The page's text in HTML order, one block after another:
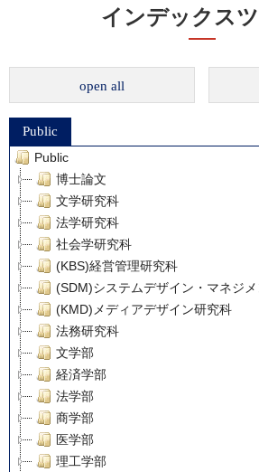
インデックス
open all
Public
Public
博士論文
文学研究科
法学研究科
社会学研究科
(KBS)経営管理研究科
(SDM)システムデザイン・マネジ
(KMD)メディアデザイン研究科
法務研究科
文学部
経済学部
法学部
商学部
医学部
理工学部